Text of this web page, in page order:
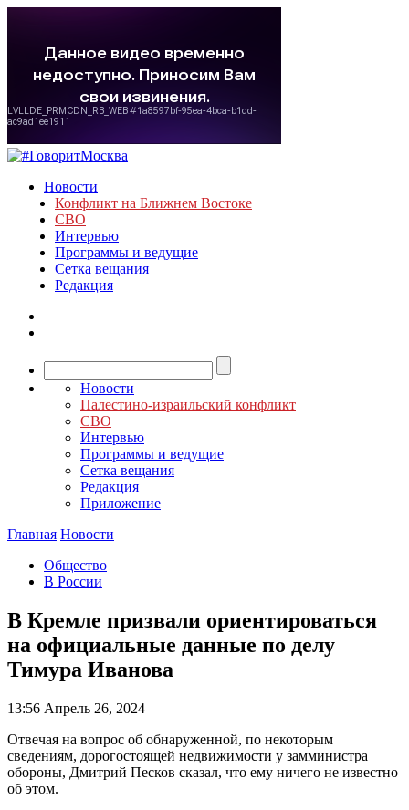
Новости
Конфликт на Ближнем Востоке
СВО
Интервью
Программы и ведущие
Сетка вещания
Редакция
Новости
Палестино-израильский конфликт
СВО
Интервью
Программы и ведущие
Сетка вещания
Редакция
Приложение
Главная Новости
Общество
В России
В Кремле призвали ориентироваться
на официальные данные по делу
Тимура Иванова
13:56 Апрель 26, 2024
Отвечая на вопрос об обнаруженной, по некоторым
сведениям, дорогостоящей недвижимости у замминистра
обороны, Дмитрий Песков сказал, что ему ничего не известно
об этом.